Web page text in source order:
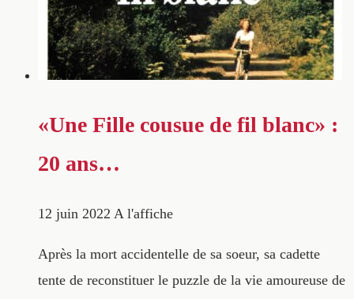
«Une Fille cousue de fil blanc» :
20 ans…
12 juin 2022 A l'affiche
Après la mort accidentelle de sa soeur, sa cadette
tente de reconstituer le puzzle de la vie amoureuse de